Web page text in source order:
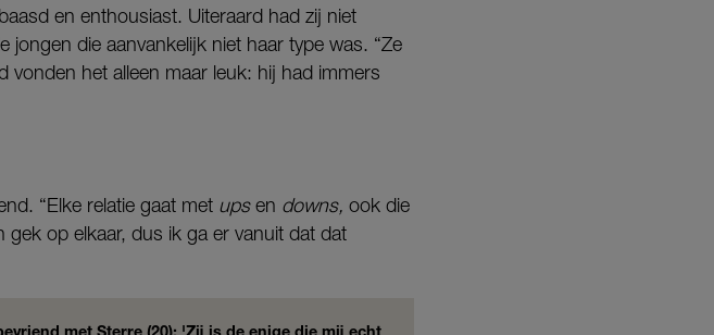
en enthousiast. Uiteraard had zij niet
die aanvankelijk niet haar type was. “Ze
vonden het alleen maar leuk: hij had immers
“Elke relatie gaat met upsen downs, ook die
op elkaar, dus ik ga er vanuit dat dat
met Sterre (20): 'Zij is de enige die mij echt